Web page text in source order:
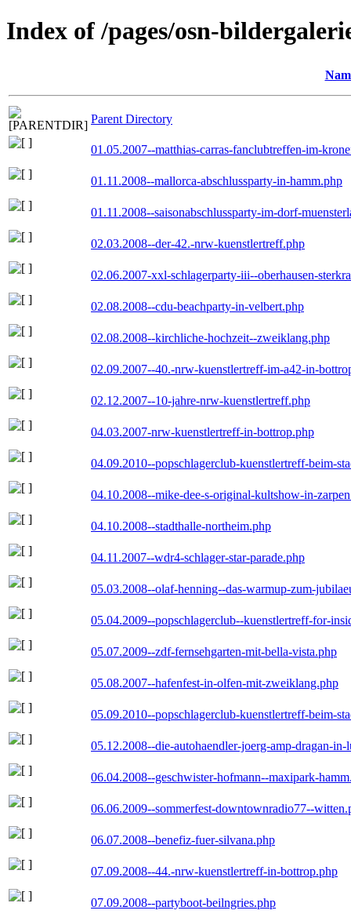
Index of /pages/osn-
Parent Directory
01.05.2007--matthias-carras-fanclubtreffen-im-
01.11.2008--mallorca-abschlussparty-in-hamm.php
01.11.2008--saisonabschlussparty-im-dorf-
02.03.2008--der-42.-nrw-kuenstlertreff.php
02.06.2007-xxl-schlagerparty-iii--oberhausen-
02.08.2008--cdu-beachparty-in-velbert.php
02.08.2008--kirchliche-hochzeit--zweiklang.php
02.09.2007--40.-nrw-kuenstlertreff-im-a42-in-
02.12.2007--10-jahre-nrw-kuenstlertreff.php
04.03.2007-nrw-kuenstlertreff-in-bottrop.php
04.09.2010--popschlagerclub-kuenstlertreff-beim-
04.10.2008--mike-dee-s-original-kultshow-in-
04.10.2008--stadthalle-northeim.php
04.11.2007--wdr4-schlager-star-parade.php
05.03.2008--olaf-henning--das-warmup-zum-
05.04.2009--popschlagerclub--kuenstlertreff-for-
05.07.2009--zdf-fernsehgarten-mit-bella-vista.php
05.08.2007--hafenfest-in-olfen-mit-zweiklang.php
05.09.2010--popschlagerclub-kuenstlertreff-beim-
05.12.2008--die-autohaendler-joerg-amp-dragan-in-
06.04.2008--geschwister-hofmann--maxipark-
06.06.2009--sommerfest-downtownradio77--
06.07.2008--benefiz-fuer-silvana.php
07.09.2008--44.-nrw-kuenstlertreff-in-bottrop.php
07.09.2008--partyboot-beilngries.php